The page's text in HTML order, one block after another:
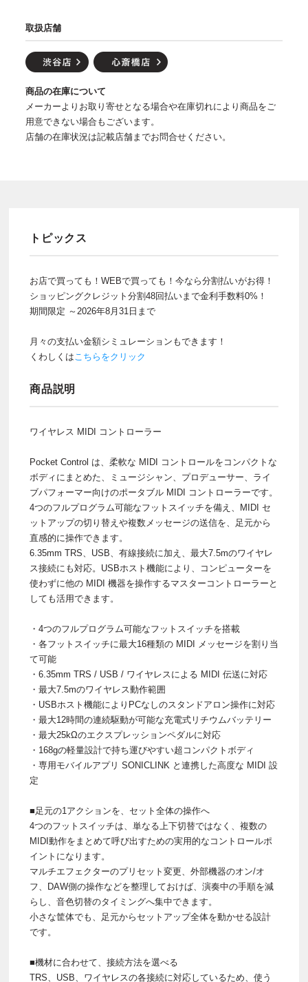
取扱店舗
商品の在庫について
メーカーよりお取り寄せとなる場合や在庫切れにより商品をご
用意できない場合もございます。
店舗の在庫状況は記載店舗までお問合せください。
トピックス
お店で買っても！WEBで買っても！今なら分割払いがお得！
ショッピングクレジット分割48回払いまで金利手数料0%！
期間限定 ～2026年8月31日まで
月々の支払い金額シミュレーションもできます！
くわしくはこちらをクリック
商品説明
ワイヤレス MIDI コントローラー
Pocket Control は、柔軟な MIDI コントロールをコンパクトな
ボディにまとめた、ミュージシャン、プロデューサー、ライ
ブパフォーマー向けのポータブル MIDI コントローラーです。
4つのフルプログラム可能なフットスイッチを備え、MIDI セ
ットアップの切り替えや複数メッセージの送信を、足元から
直感的に操作できます。
6.35mm TRS、USB、有線接続に加え、最大7.5mのワイヤレ
ス接続にも対応。USBホスト機能により、コンピューターを
使わずに他の MIDI 機器を操作するマスターコントローラーと
しても活用できます。
・4つのフルプログラム可能なフットスイッチを搭載
・各フットスイッチに最大16種類の MIDI メッセージを割り当
て可能
・6.35mm TRS / USB / ワイヤレスによる MIDI 伝送に対応
・最大7.5mのワイヤレス動作範囲
・USBホスト機能によりPCなしのスタンドアロン操作に対応
・最大12時間の連続駆動が可能な充電式リチウムバッテリー
・最大25kΩのエクスプレッションペダルに対応
・168gの軽量設計で持ち運びやすい超コンパクトボディ
・専用モバイルアプリ SONICLINK と連携した高度な MIDI 設
定
■足元の1アクションを、セット全体の操作へ
4つのフットスイッチは、単なる上下切替ではなく、複数の
MIDI動作をまとめて呼び出すための実用的なコントロールポ
イントになります。
マルチエフェクターのプリセット変更、外部機器のオン/オ
フ、DAW側の操作などを整理しておけば、演奏中の手順を減
らし、音色切替のタイミングへ集中できます。
小さな筐体でも、足元からセットアップ全体を動かせる設計
です。
■機材に合わせて、接続方法を選べる
TRS、USB、ワイヤレスの各接続に対応しているため、使う